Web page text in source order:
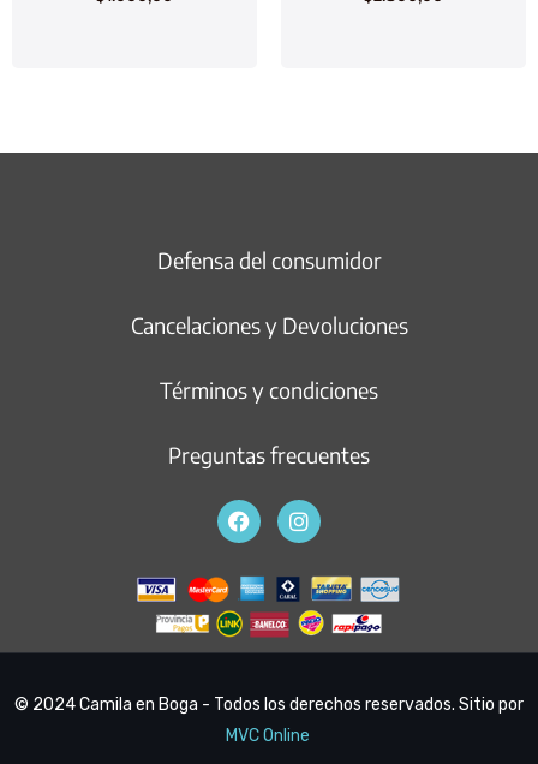
Defensa del consumidor
Cancelaciones y Devoluciones
Términos y condiciones
Preguntas frecuentes
© 2024 Camila en Boga - Todos los derechos reservados. Sitio por
MVC Online